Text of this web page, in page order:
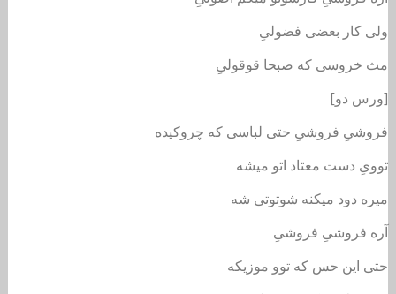
ولی کار بعضی فضولیِ
مث خروسی که صبحا قوقولیِ
[ورس دو]
فروشیِ فروشیِ حتی لباسی که چروکیده
توویِ دست معتاد اتو میشه
میره دود میکنه شوتوتی شه
آره فروشیِ فروشیِ
حتی این حس که توو موزیکه